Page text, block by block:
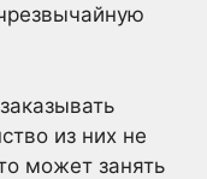
из них не
может занять